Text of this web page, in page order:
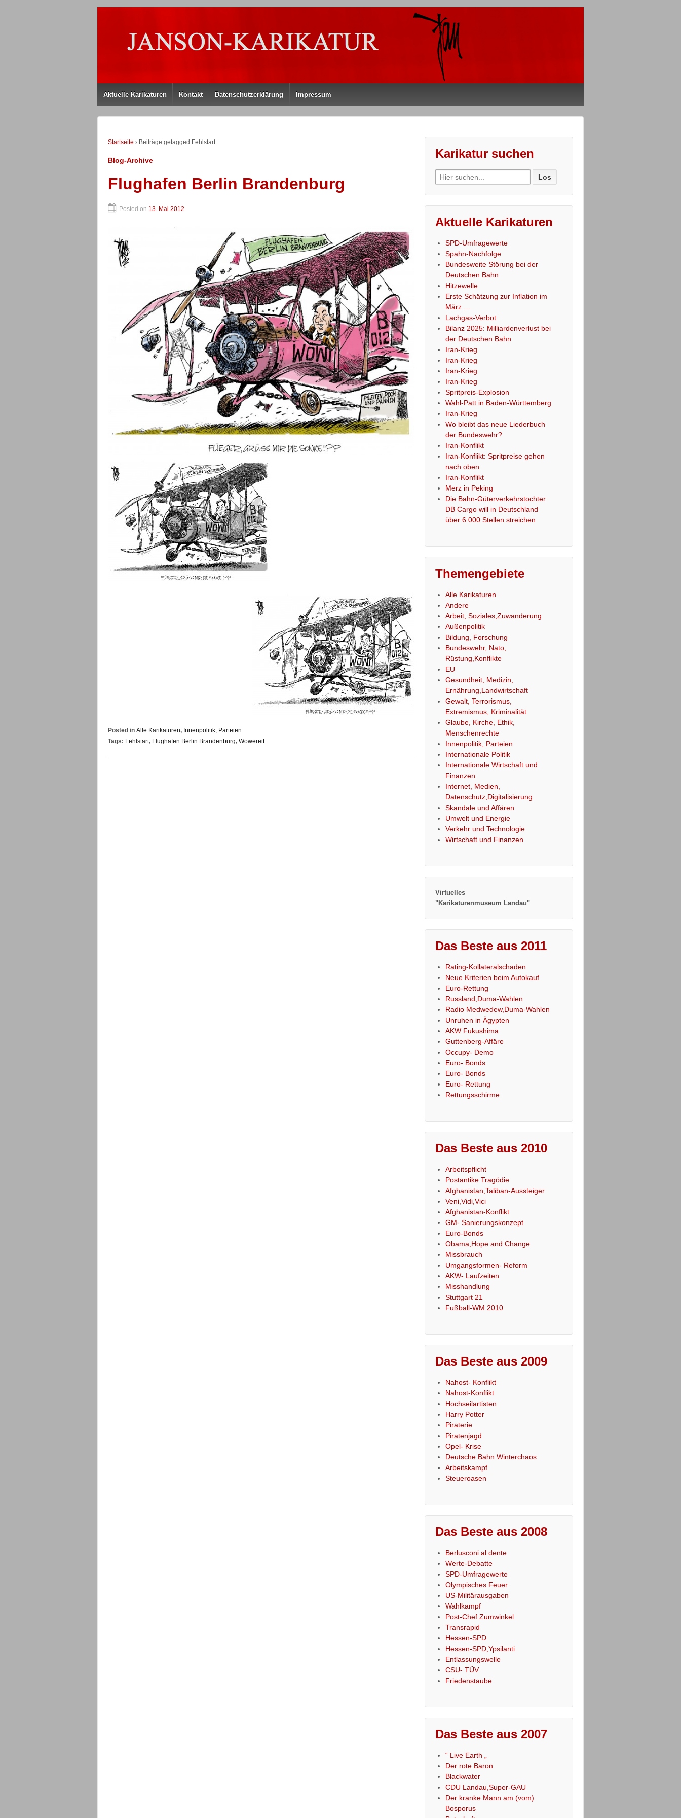
Aktuelle Karikaturen Kontakt Datenschutzerklärung Impressum
Startseite › Beiträge getagged Fehlstart
Blog-Archive
Flughafen Berlin Brandenburg
Posted on 13. Mai 2012
Posted in Alle Karikaturen, Innenpolitik, Parteien
Tags: Fehlstart, Flughafen Berlin Brandenburg, Wowereit
Karikatur suchen
Search
for:
Aktuelle Karikaturen
SPD-Umfragewerte
Spahn-Nachfolge
Bundesweite Störung bei der
Deutschen Bahn
Hitzewelle
Erste Schätzung zur Inflation im
März …
Lachgas-Verbot
Bilanz 2025: Milliardenverlust bei
der Deutschen Bahn
Iran-Krieg
Iran-Krieg
Iran-Krieg
Iran-Krieg
Spritpreis-Explosion
Wahl-Patt in Baden-Württemberg
Iran-Krieg
Wo bleibt das neue Liederbuch
der Bundeswehr?
Iran-Konflikt
Iran-Konflikt: Spritpreise gehen
nach oben
Iran-Konflikt
Merz in Peking
Die Bahn-Güterverkehrstochter
DB Cargo will in Deutschland
über 6 000 Stellen streichen
Themengebiete
Alle Karikaturen
Andere
Arbeit, Soziales,Zuwanderung
Außenpolitik
Bildung, Forschung
Bundeswehr, Nato,
Rüstung,Konflikte
EU
Gesundheit, Medizin,
Ernährung,Landwirtschaft
Gewalt, Terrorismus,
Extremismus, Kriminalität
Glaube, Kirche, Ethik,
Menschenrechte
Innenpolitik, Parteien
Internationale Politik
Internationale Wirtschaft und
Finanzen
Internet, Medien,
Datenschutz,Digitalisierung
Skandale und Affären
Umwelt und Energie
Verkehr und Technologie
Wirtschaft und Finanzen
Virtuelles
"Karikaturenmuseum Landau"
Das Beste aus 2011
Rating-Kollateralschaden
Neue Kriterien beim Autokauf
Euro-Rettung
Russland,Duma-Wahlen
Radio Medwedew,Duma-Wahlen
Unruhen in Ägypten
AKW Fukushima
Guttenberg-Affäre
Occupy- Demo
Euro- Bonds
Euro- Bonds
Euro- Rettung
Rettungsschirme
Das Beste aus 2010
Arbeitspflicht
Postantike Tragödie
Afghanistan,Taliban-Aussteiger
Veni,Vidi,Vici
Afghanistan-Konflikt
GM- Sanierungskonzept
Euro-Bonds
Obama,Hope and Change
Missbrauch
Umgangsformen- Reform
AKW- Laufzeiten
Misshandlung
Stuttgart 21
Fußball-WM 2010
Das Beste aus 2009
Nahost- Konflikt
Nahost-Konflikt
Hochseilartisten
Harry Potter
Piraterie
Piratenjagd
Opel- Krise
Deutsche Bahn Winterchaos
Arbeitskampf
Steueroasen
Das Beste aus 2008
Berlusconi al dente
Werte-Debatte
SPD-Umfragewerte
Olympisches Feuer
US-Militärausgaben
Wahlkampf
Post-Chef Zumwinkel
Transrapid
Hessen-SPD
Hessen-SPD,Ypsilanti
Entlassungswelle
CSU- TÜV
Friedenstaube
Das Beste aus 2007
“ Live Earth „
Der rote Baron
Blackwater
CDU Landau,Super-GAU
Der kranke Mann am (vom)
Bosporus